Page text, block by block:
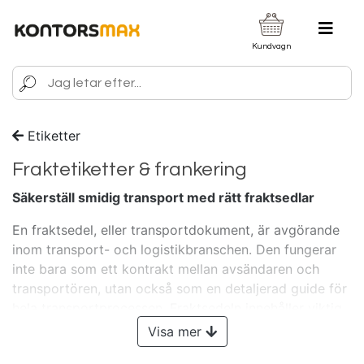
Kundvagn
Etiketter
Fraktetiketter & frankering
Säkerställ smidig transport med rätt fraktsedlar
En fraktsedel, eller transportdokument, är avgörande
inom transport- och logistikbranschen. Den fungerar
inte bara som ett kontrakt mellan avsändaren och
transportören, utan också som en detaljerad guide för
information om varorna, såsom produkttyp, kvantitet,
vikt och dimensioner, samt eventuella speciella
Visa mer